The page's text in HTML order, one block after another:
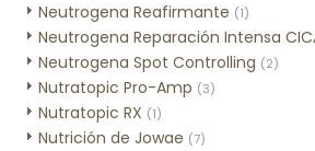
Neutrogena Reafirmante (1)
Neutrogena Reparación Intensa
Neutrogena Spot Controlling (2)
Nutratopic Pro-Amp (3)
Nutratopic RX (1)
Nutrición de Jowae (7)